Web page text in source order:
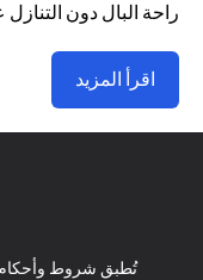
راحة البال دون
اقرأ المزيد
تُطبق شروط